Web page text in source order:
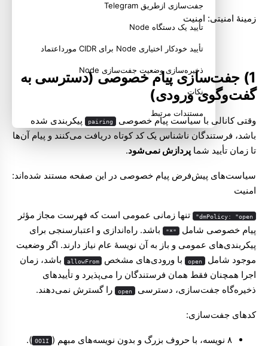
زمینهٔ امنیتی: امنیت
1) جفت‌سازی پیام خصوصی (دسترسی به
گفت‌وگوی ورودی)
وقتی کانالی با سیاست پیام خصوصی pairing پیکربندی شده
باشد، فرستندگان ناشناس یک کد کوتاه دریافت می‌کنند و پیام آن‌ها
تا زمان تأیید شما پردازش نمی‌شود.
سیاست‌های پیش‌فرض پیام خصوصی در این صفحه مستند شده‌اند:
امنیت
dmPolicy: "open"
تنها زمانی عمومی است که فهرست مجاز مؤثر
پیام خصوصی شامل
"*" باشد. راه‌اندازی و اعتبارسنجی برای
پیکربندی‌های عمومی و باز به آن نویسهٔ عام نیاز دارند. اگر وضعیت
موجود شامل
open با ورودی‌های مشخص allowFrom
باشد، زمان
اجرا همچنان فقط همان فرستندگان را می‌پذیرد و تأییدهای
ذخیره‌گاه جفت‌سازی، دسترسی
open را گسترش نمی‌دهند.
کدهای جفت‌سازی:
۸ نویسه، با حروف بزرگ و بدون نویسه‌های مبهم ( 0O1I
).
جفت‌سازی ازطریق Telegram
تأیید یک دستگاه Node
تأیید خودکار اختیاری Node برای CIDR مورداعتماد
ذخیره‌سازی وضعیت جفت‌سازی Node
نکات
مستندات مرتبط